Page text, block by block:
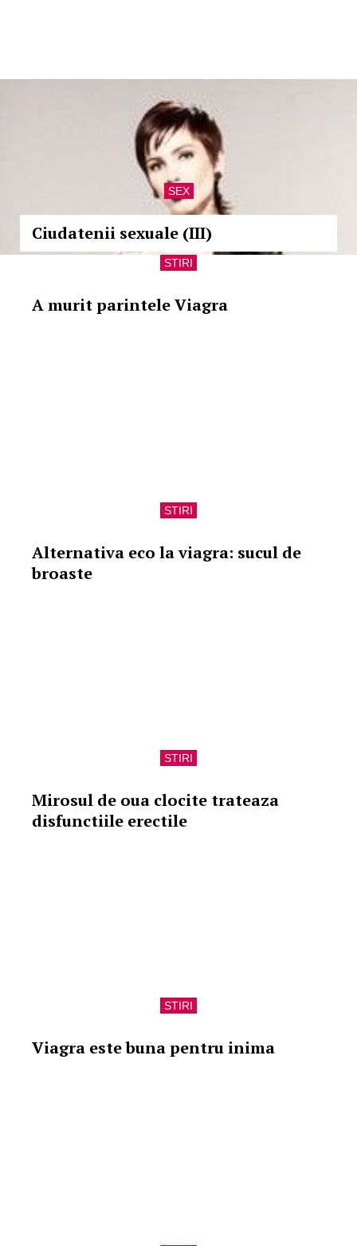
SEX
Ciudatenii sexuale (III)
STIRI
A murit parintele Viagra
STIRI
Alternativa eco la viagra: sucul de
broaste
STIRI
Mirosul de oua clocite trateaza
disfunctiile erectile
STIRI
Viagra este buna pentru inima